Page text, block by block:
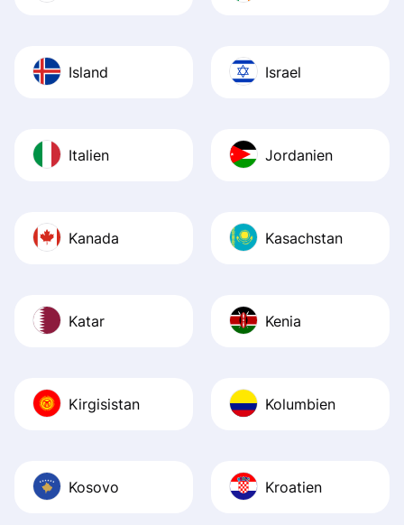
Island Israel
Italien Jordanien
Kanada Kasachstan
Katar Kenia
Kirgisistan Kolumbien
Kosovo Kroatien